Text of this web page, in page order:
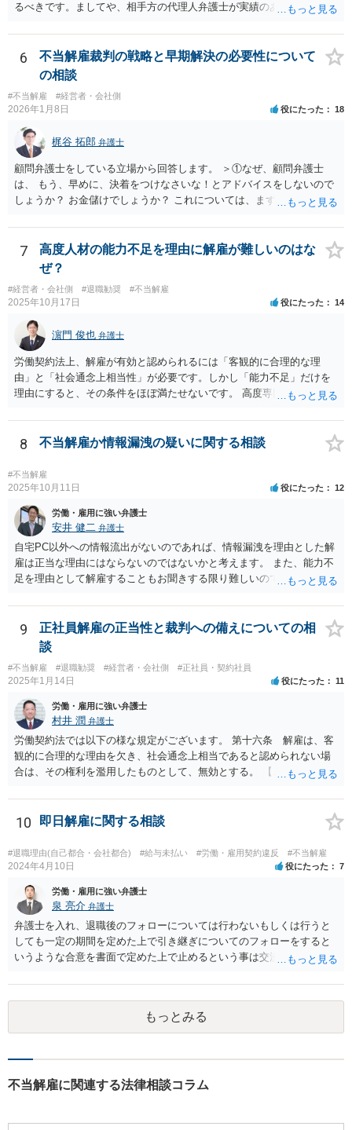
るべきです。ましてや、相手方の代理人弁護士が実績のある方たちな
ん。一刻も早く弁護士にご相談ください。
6
不当解雇裁判の戦略と早期解決の必要性について
の相談
#不当解雇 #経営者・会社側
2026年1月8日 役にたった 18
梶谷 拓郎 弁護士
顧問弁護士をしている立場から回答します。 ＞①なぜ、顧問弁護士
は、 もう、早めに、決着をつけなさいな！とアドバイスをしないので
しょうか？ お金儲けでしょうか？ これについては、まず基本的に顧問
件を受任して遂行します。 そしてあなたの言う「早めに、決着をつけ
なさいな！」が意味するところは、「敗訴的和解」ということです
が、それには弁護士報酬はつきませんので、弁護士は確かに儲かりま
額してもらえるわけでもない他方で、弁護士報酬も期待できないた
め、むしろ他の事件処理ができないという意味で弁護士にも損害が増
すことはあっても、基本的に儲かることにはなりません。 控訴審で着
手金をもらうということはありますが、1回限りの関係ではなく顧問の
関係なので、あまり好ましい処理ではありません。 事件終了後、顧問
が切れる可能性があるからです。 つまり、弁護士は、儲かるためでは
なく、顧問会社のためにその意思（それこそ会社の現在及び今後の戦
略）を踏まえたうえで事件を遂行していると推測されます。 ＞②原告
は年俸が1200万円と高かったこともあり、復職を希望しております。
復職の気持ちを萎えさす意味で、ずるずると、裁判を引き延ばしてい
る作戦もあるのでしょうか？ 原告は、その年俸に執着があるというこ
からと言って復職の気持ちが萎えるということはあまりありません。
クペイに対する期待から、萎える理由はまず見当たりません。 つまり
会社も原告の取下を狙っているという作戦の問題ではなく、上記、顧
問会社の意思の問題だと思われます。 ＞反論の書面も、矛盾だらけの
反論となっており、論理破綻もしており、もうダメです。担当役員の
言葉をそのまま、文章にしたのか、一貫したストーリー性もありませ
をそのまま事実主張するしかありません。事実として矛盾がないよう
にストーリー性を与えるとそれは事実の捏造を伴うからです。
7
高度人材の能力不足を理由に解雇が難しいのはな
ぜ？
#経営者・会社側 #退職勧奨 #不当解雇
2025年10月17日 役にたった 14
濵門 俊也 弁護士
労働契約法上、解雇が有効と認められるには「客観的に合理的な理
由」と「社会通念上相当性」が必要です。しかし「能力不足」だけを
理由にすると、その条件をほぼ満たせないです。 高度専門職であって
や配置転換などの改善措置を尽くした記録 を揃えないと、裁判所は
「合理的な解雇理由」とは認めないためです。 そのため、「能力不
勝てない（＝解雇無効と判断されやすい）のです。 ご質問者様のイメ
ージとは逆で、「高年俸・高度専門職だからこそ」、客観性・合理性
をより厳しく求められ、能力不足理由で解雇が認められるハードルは
むしろ高くなります。 中途の高度人材を能力不足で解雇するときは、
① 導入期の評価基準と実績の比較 ② 複数回にわたる注意・指導・教
育の実施 ③ 配置転換などほかの改善策の検討 などをしっかり記録し
ておかないと、解雇は無効とされる可能性が極めて高いです。
8 不当解雇か情報漏洩の疑いに関する相談
#不当解雇
2025年10月11日 役にたった 12
労働・雇用に強い弁護士
安井 健二 弁護士
自宅PC以外への情報流出がないのであれば、情報漏洩を理由とした解
雇は正当な理由にはならないのではないかと考えます。 また、能力不
足を理由として解雇することもお聞きする限り難しいのではないかと
勧めします。
9
正社員解雇の正当性と裁判への備えについての相
談
#不当解雇 #退職勧奨 #経営者・会社側 #正社員・契約社員
2025年1月14日 役にたった 11
労働・雇用に強い弁護士
村井 潤 弁護士
労働契約法では以下の様な規定がございます。 第十六条 解雇は、客
観的に合理的な理由を欠き、社会通念上相当であると認められない場
合は、その権利を濫用したものとして、無効とする。 【ご質問１に対
ような命令を下し、それにどの様な逆らい方をしたのかによっては、
権利の濫用として解雇が無効とされる恐れはあると思います。 【ご質
は判断が難しいと思います。 経営上整理解雇の必要がある際の場合と
は事案が異なると思われます。 【ご質問３に対して】 「協調性のな
なく解雇ちうことをされたのでしたら、反省するチャンスも与えなか
ったと評価されることになろうかと思われます。 以上、ご質問が簡略
ですので、一般論的な私見としてお答えします。 ご参考になさって下
さい。
10 即日解雇に関する相談
#退職理由(自己都合・会社都合) #給与未払い #労働・雇用契約違反 #不当解雇
2024年4月10日 役にたった 7
労働・雇用に強い弁護士
泉 亮介 弁護士
弁護士を入れ、退職後のフォローについては行わないもしくは行うと
しても一定の期間を定めた上で引き継ぎについてのフォローをすると
いうような合意を書面で定めた上で止めるという事は交渉次第で可能
弁護士とすることができるため、会社からの連絡を止めることもでき
るかと思われます。 精神的に会社側と対応するのが苦痛であるという
場合には、弁護士を立てた上で退職についての条件面の交渉を行われ
ても良いでしょう。
もっとみる
不当解雇に関連する法律相談コラム